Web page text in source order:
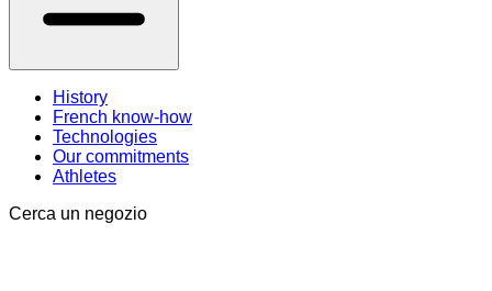
History
French know-how
Technologies
Our commitments
Athletes
Cerca un negozio